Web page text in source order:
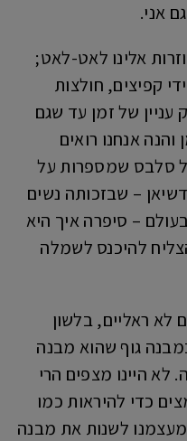
אני.
כמה שנים ששנות ה-90 חוזרות אלינו לאט-לאט;
קפיצים, חולצות
עניין של זמן עד שגם
אנחנו רואים
סלבס שמספרות על
– שבזכותה נשים
– סיפרה איך היא
להיכנס לשמלה
לא ראליים, בלשון
גוף שהוא מבנה
היינו מצפים הרי
כדי להיראות כמו
לשנות את מבנה